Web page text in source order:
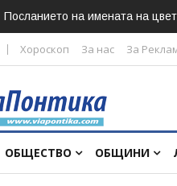
Посланието на имената на
Хороскоп За нас За
ОБЩЕСТВО ОБЩИНИ